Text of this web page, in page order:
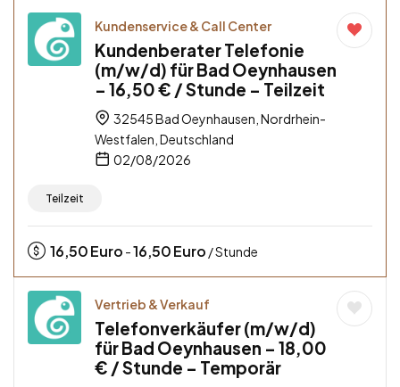
Kundenservice & Call Center
Kundenberater Telefonie
(m/w/d) für Bad Oeynhausen
– 16,50 € / Stunde – Teilzeit
32545 Bad Oeynhausen, Nordrhein-
Westfalen, Deutschland
02/08/2026
Teilzeit
16,50Euro -16,50Euro / Stunde
Vertrieb & Verkauf
Telefonverkäufer (m/w/d)
für Bad Oeynhausen – 18,00
€ / Stunde – Temporär